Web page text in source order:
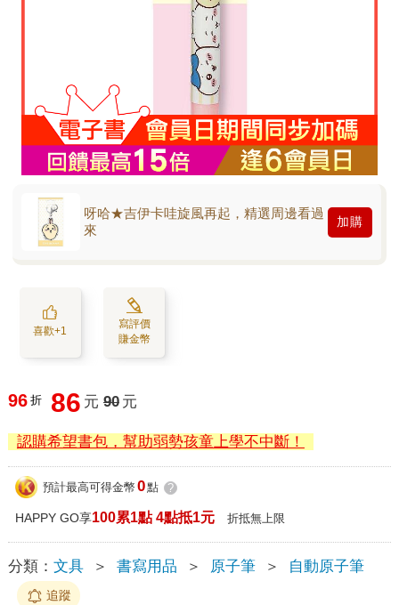
呀哈★吉伊卡哇旋風再起，精選周邊看過
來
加購
喜歡+1
寫評價
賺金幣
96 折 86 元 90 元
認購希望書包，幫助弱勢孩童上學不中斷！
預計最高可得金幣 0點 ?
HAPPY GO享100累1點 4點抵1元 折抵無上限
分類： 文具 ＞ 書寫用品 ＞ 原子筆 ＞ 自動原子筆
追蹤